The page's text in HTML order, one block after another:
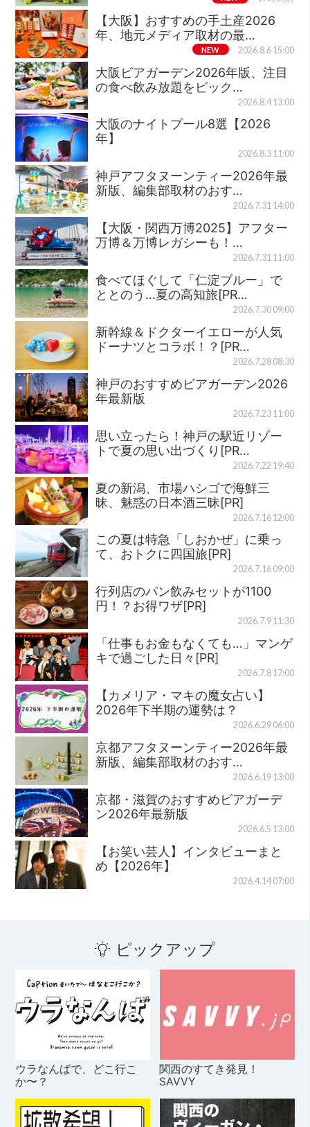
【大阪】おすすめの手土産2026
年、地元メディア取材の最…
NEW 2026.8.6 15:00
大阪ビアガーデン2026年版、注目
の食べ飲み放題をピック…
2026.8.4 13:00
大阪のナイトプール8選【2026
年】
2026.8.3 11:00
神戸アフタヌーンティー2026年最
新版、編集部取材のおす…
2026.7.31 14:00
【大阪・関西万博2025】アフター
万博＆万博レガシーも！…
2026.7.31 11:00
食べてほぐして「仁淀ブルー」で
ととのう…夏の高知旅[PR…
2026.7.30 09:00
新幹線＆ドクターイエローが人気
ドーナツとコラボ！？[PR…
2026.7.28 08:30
神戸のおすすめビアガーデン2026
年最新版
2026.7.23 11:00
思い立ったら！神戸の駅近リゾー
トで夏の思い出づくり[PR…
2026.7.22 19:40
夏の新潟、市場ハシゴで海鮮三
昧、魅惑の日本酒三昧[PR]
2026.7.16 12:00
この夏は特急「しおかぜ」に乗っ
て、おトクに四国旅[PR]
2026.7.16 09:00
行列店のパン飲みセットが1100
円！？お得ワザ[PR]
2026.7.9 11:30
「仕事もお金もなくても…」マンゲ
キで過ごした日々[PR]
2026.7.8 17:00
【カメリア・マキの魔女占い】
2026年下半期の運勢は？
2026.6.29 06:00
京都アフタヌーンティー2026年最
新版、編集部取材のおす…
2026.6.19 13:00
京都・滋賀のおすすめビアガーデ
ン2026年最新版
2026.6.5 13:00
【お笑い芸人】インタビューまと
め【2026年】
2026.4.14 07:00
ピックアップ
ウラなんばで、どこ行こ
か〜？
関西のすてき発見！
SAVVY